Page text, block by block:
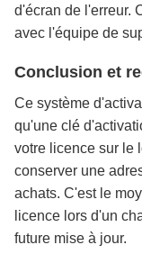
d'écran de l'erreur.
avec l'équipe de
Conclusion et
Ce système
qu'une clé
votre licence sur le
conserver une
achats. C'est le
licence lors d'un
future mise à jour.